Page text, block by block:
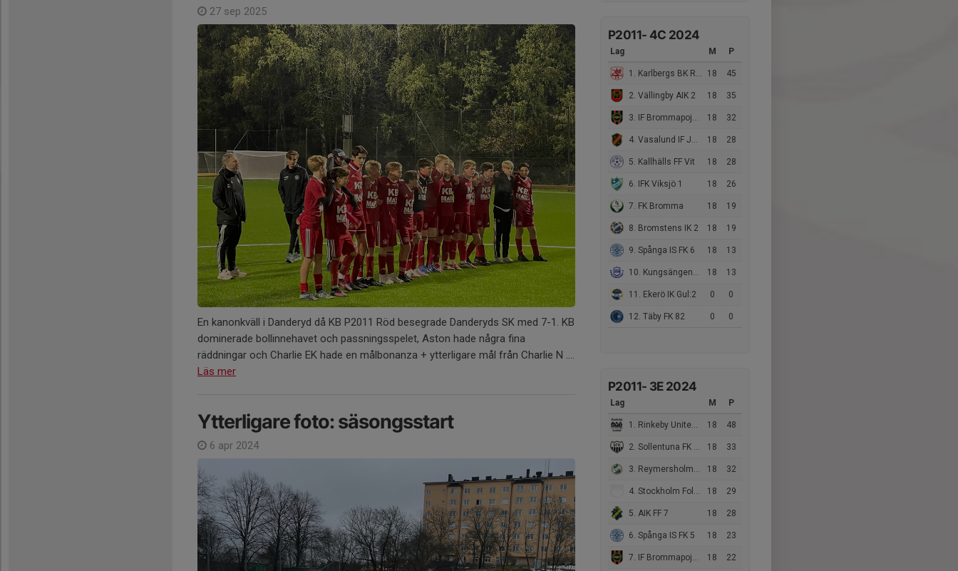
P2011- 4C 2024
Lag M P
1. Karlbergs BK Röd 41 18 45
2. Vällingby AIK 2 18 35
3. IF Brommapojkarna 2011-5 18 32
4. Vasalund IF Järva 1 18 28
5. Kallhälls FF Vit 18 28
6. IFK Viksjö 1 18 26
7. FK Bromma 18 19
8. Bromstens IK 2 18 19
9. Spånga IS FK 6 18 13
10. Kungsängens IF P11 Röd 18 13
11. Ekerö IK Gul:2 0 0
12. Täby FK 82 0 0
P2011- 3E 2024
Lag M P
1. Rinkeby United FC 1 18 48
2. Sollentuna FK Töjnan 1 18 33
3. Reymersholms IK 3 18 32
4. Stockholm Folks FK P11 18 29
5. AIK FF 7 18 28
6. Spånga IS FK 5 18 23
7. IF Brommapojkarna 2011-30 18 22
27 sep 2025
En kanonkväll i Danderyd då KB P2011 Röd besegrade Danderyds SK med 7-1. KB
dominerade bollinnehavet och passningsspelet, Aston hade några fina
räddningar och Charlie EK hade en målbonanza + ytterligare mål från Charlie N ....
Läs mer
Ytterligare foto: säsongsstart
6 apr 2024